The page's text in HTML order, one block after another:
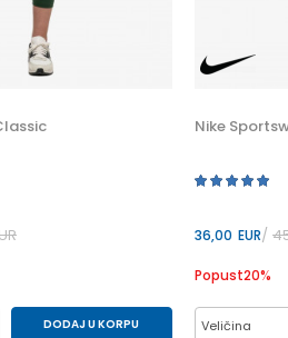
DODAJ U KORPU
Nike
36,00 EUR
Popust20%
Veličina